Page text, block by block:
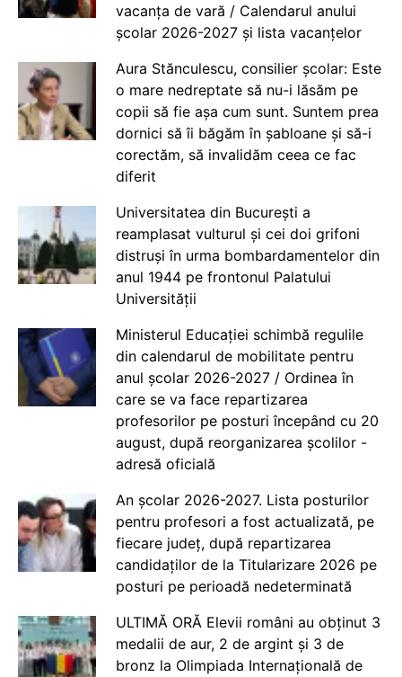
vacanța de vară / Calendarul anului
școlar 2026-2027 și lista vacanțelor
Aura Stănculescu, consilier școlar: Este
o mare nedreptate să nu-i lăsăm pe
copii să fie așa cum sunt. Suntem prea
dornici să îi băgăm în șabloane și să-i
corectăm, să invalidăm ceea ce fac
diferit
Universitatea din București a
reamplasat vulturul și cei doi grifoni
distruși în urma bombardamentelor din
anul 1944 pe frontonul Palatului
Universității
Ministerul Educației schimbă regulile
din calendarul de mobilitate pentru
anul școlar 2026-2027 / Ordinea în
care se va face repartizarea
profesorilor pe posturi începând cu 20
august, după reorganizarea școlilor -
adresă oficială
An școlar 2026-2027. Lista posturilor
pentru profesori a fost actualizată, pe
fiecare județ, după repartizarea
candidaților de la Titularizare 2026 pe
posturi pe perioadă nedeterminată
ULTIMĂ ORĂ Elevii români au obținut 3
medalii de aur, 2 de argint și 3 de
bronz la Olimpiada Internațională de